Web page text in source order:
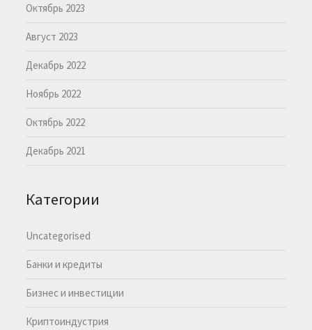
Октябрь 2023
Август 2023
Декабрь 2022
Ноябрь 2022
Октябрь 2022
Декабрь 2021
Категории
Uncategorised
Банки и кредиты
Бизнес и инвестиции
Криптоиндустрия